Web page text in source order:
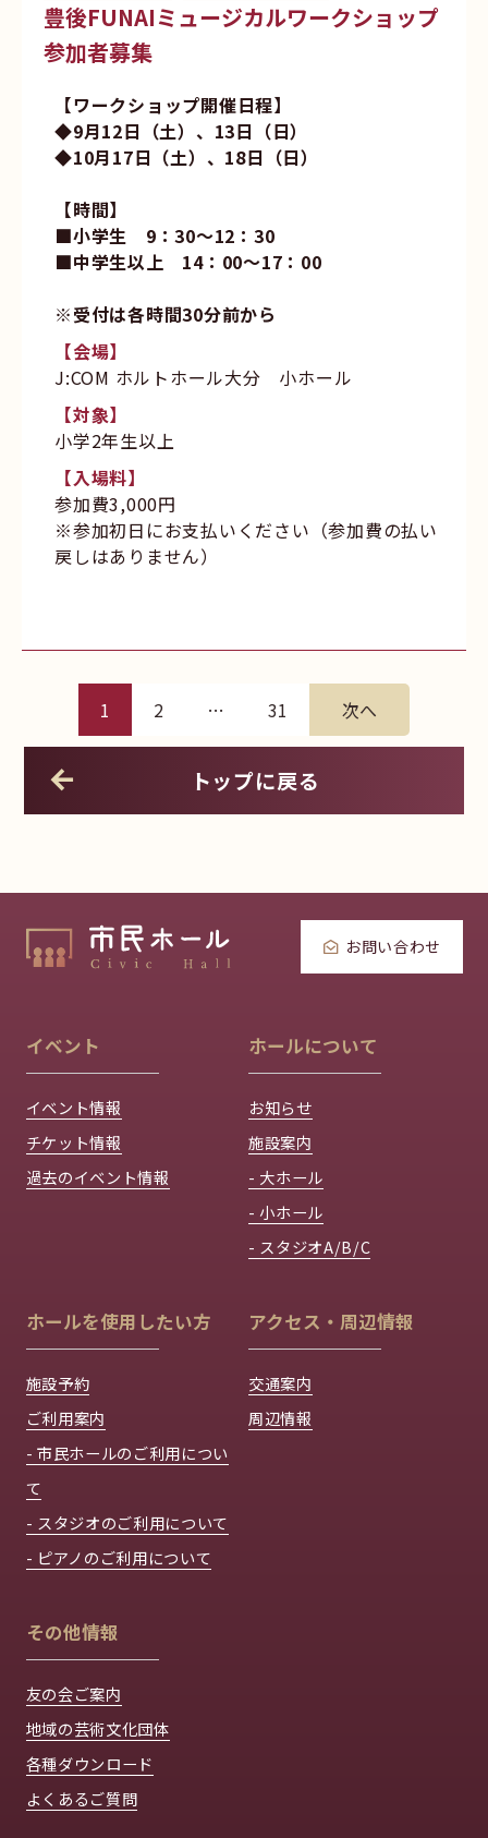
豊後FUNAIミュージカルワークショップ
参加者募集
【ワークショップ開催日程】
◆9月12日（土）、13日（日）
◆10月17日（土）、18日（日）
【時間】
■小学生 9：30～12：30
■中学生以上 14：00～17：00
※受付は各時間30分前から
【会場】
J:COM ホルトホール大分 小ホール
【対象】
小学2年生以上
【入場料】
参加費3,000円
※参加初日にお支払いください（参加費の払い
戻しはありません）
1 2 … 31 次へ
トップに戻る
お問い合わせ
イベント
イベント情報
チケット情報
過去のイベント情報
ホールについて
お知らせ
施設案内
- 大ホール
- 小ホール
- スタジオA/B/C
ホールを使用したい方
施設予約
ご利用案内
- 市民ホールのご利用につい
て
- スタジオのご利用について
- ピアノのご利用について
アクセス・周辺情報
交通案内
周辺情報
その他情報
友の会ご案内
地域の芸術文化団体
各種ダウンロード
よくあるご質問